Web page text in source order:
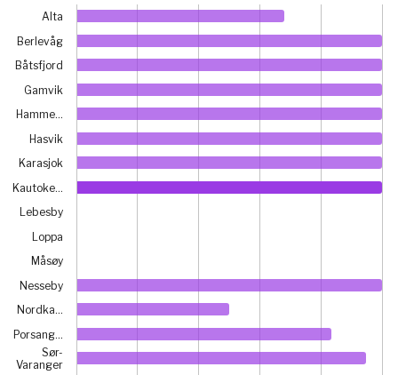
Bar chart with 18 bars.
View as data table, Chart
The chart has 1 X axis displaying categories.
The chart has 1 Y axis displaying prosent. Data ranges
Alta
Berlevåg
Båtsfjord
Gamvik
Hamme…
Hasvik
Karasjok
Kautoke…
Lebesby
Loppa
Måsøy
Nesseby
Nordka…
Porsang…
Sør-
Varanger